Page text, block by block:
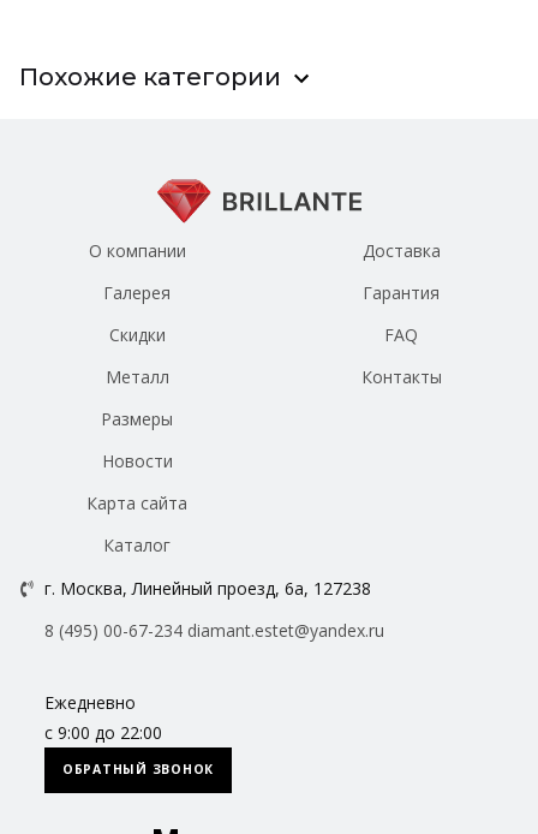
Похожие категории
О компании
Галерея
Скидки
Металл
Размеры
Новости
Доставка
Гарантия
FAQ
Контакты
Карта сайта
Каталог
г. Москва, Линейный проезд, 6а, 127238
8 (495) 00-67-234 diamant.estet@yandex.ru
Ежедневно
с 9:00 до 22:00
ОБРАТНЫЙ ЗВОНОК